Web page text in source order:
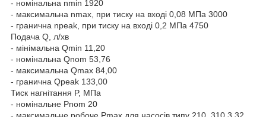
- номінальна nmin 1920
- максимальна nmax, при тиску на вході 0,08 МПа 3000
- гранична npeak, при тиску на вході 0,2 МПа 4750
Подача Q, л/хв
- мінімальна Qmin 11,20
- номінальна Qnom 53,76
- максимальна Qmax 84,00
- гранична Qpeak 133,00
Тиск нагнітання P, МПа
- номінальне Pnom 20
- максимальне робоче Pmax для насосів типу 210, 310.3 32